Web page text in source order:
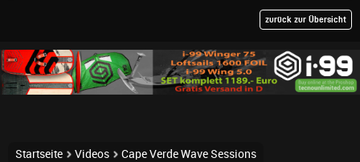
zurück zur Übersicht
Startseite Videos Cape Verde Wave Sessions